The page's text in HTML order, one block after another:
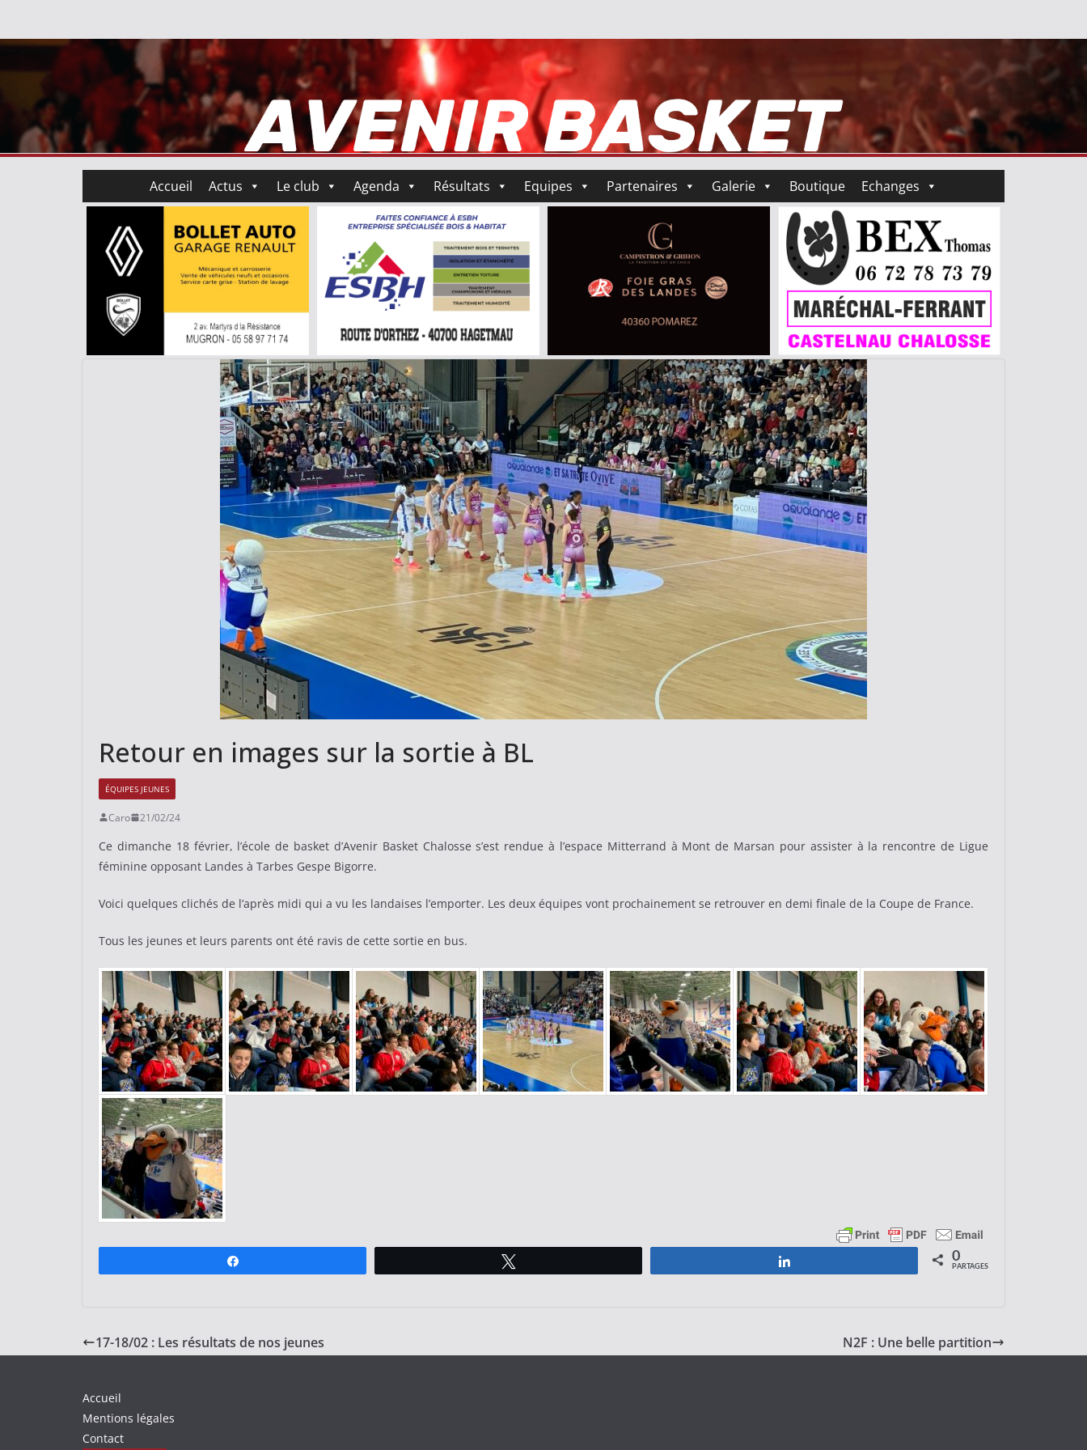
Accueil Actus Le club Agenda Résultats Equipes Partenaires Galerie Boutique Echanges
Retour en images sur la sortie à BL
ÉQUIPES JEUNES
Caro 21/02/24
Ce dimanche 18 février, l’école de basket d’Avenir Basket Chalosse s’est rendue à l’espace Mitterrand à Mont de Marsan pour assister à la rencontre de Ligue
féminine opposant Landes à Tarbes Gespe Bigorre.
Voici quelques clichés de l’après midi qui a vu les landaises l’emporter. Les deux équipes vont prochainement se retrouver en demi finale de la Coupe de France.
Tous les jeunes et leurs parents ont été ravis de cette sortie en bus.
0
PARTAGES
17-18/02 : Les résultats de nos jeunes N2F : Une belle partition
Accueil
Mentions légales
Contact